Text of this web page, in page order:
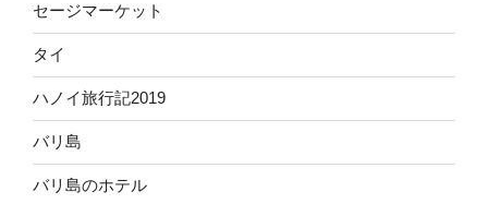
セージマーケット
タイ
ハノイ旅行記2019
バリ島
バリ島のホテル